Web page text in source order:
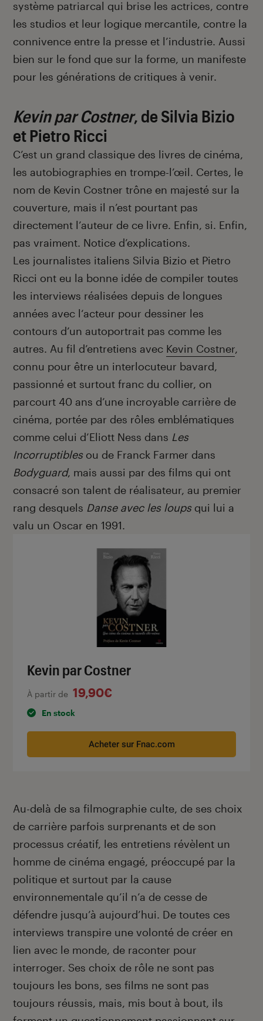
système patriarcal qui brise les actrices, contre
les studios et leur logique mercantile, contre la
connivence entre la presse et l’industrie. Aussi
bien sur le fond que sur la forme, un manifeste
pour les générations de critiques à venir.
Kevin par Costner, de Silvia Bizio
et Pietro Ricci
C’est un grand classique des livres de cinéma,
les autobiographies en trompe-l’œil. Certes, le
nom de Kevin Costner trône en majesté sur la
couverture, mais il n’est pourtant pas
directement l’auteur de ce livre. Enfin, si. Enfin,
pas vraiment. Notice d’explications.
Les journalistes italiens Silvia Bizio et Pietro
Ricci ont eu la bonne idée de compiler toutes
les interviews réalisées depuis de longues
années avec l‘acteur pour dessiner les
contours d’un autoportrait pas comme les
autres. Au fil d’entretiens avec Kevin Costner,
connu pour être un interlocuteur bavard,
passionné et surtout franc du collier, on
parcourt 40 ans d’une incroyable carrière de
cinéma, portée par des rôles emblématiques
comme celui d’Eliott Ness dans Les
Incorruptibles ou de Franck Farmer dans
Bodyguard, mais aussi par des films qui ont
consacré son talent de réalisateur, au premier
rang desquels Danse avec les loupsqui lui a
valu un Oscar en 1991.
Kevin par Costner
À partir de 19,90€
En stock
Acheter sur Fnac.com
Au-delà de sa filmographie culte, de ses choix
de carrière parfois surprenants et de son
processus créatif, les entretiens révèlent un
homme de cinéma engagé, préoccupé par la
politique et surtout par la cause
environnementale qu’il n’a de cesse de
défendre jusqu’à aujourd’hui. De toutes ces
interviews transpire une volonté de créer en
lien avec le monde, de raconter pour
interroger. Ses choix de rôle ne sont pas
toujours les bons, ses films ne sont pas
toujours réussis, mais, mis bout à bout, ils